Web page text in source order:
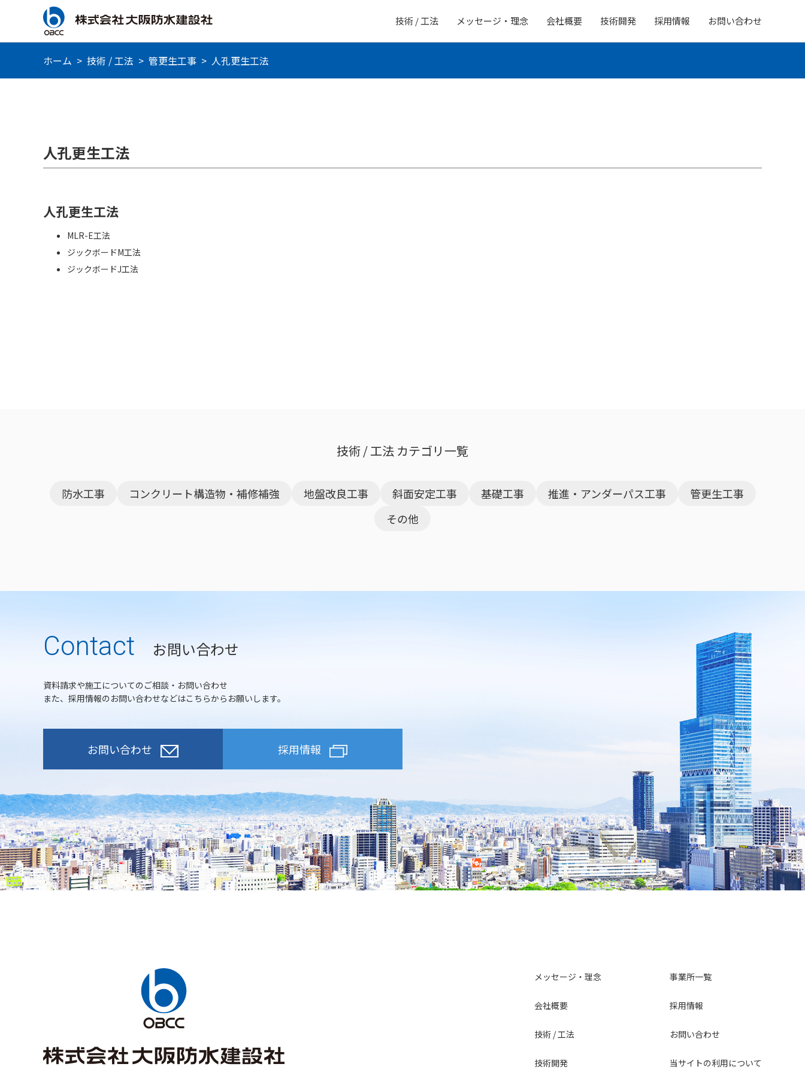
技術 / 工法 メッセージ・理念 会社概要 技術開発 採用情報 お問い合わせ
ホーム > 技術 / 工法 > 管更生工事 > 人孔更生工法
人孔更生工法
人孔更生工法
MLR-E工法
ジックボードM工法
ジックボードJ工法
技術 / 工法 カテゴリ一覧
防水工事 コンクリート構造物・補修補強 地盤改良工事 斜面安定工事 基礎工事 推進・アンダーパス工事
管更生工事
その他
Contact お問い合わせ
資料請求や施工についてのご相談・お問い合わせ
また、採用情報のお問い合わせなどはこちらからお願いします。
お問い合わせ 採用情報
メッセージ・理念
会社概要
技術 / 工法
技術開発
事業所一覧
採用情報
お問い合わせ
当サイトの利用について